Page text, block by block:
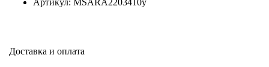
Доставка и оплата